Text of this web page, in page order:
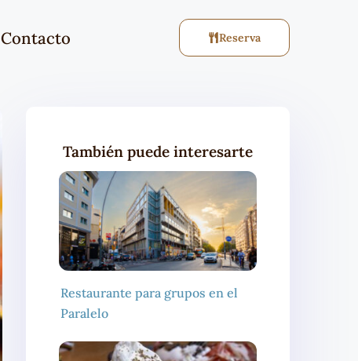
Contacto Reserva
También puede interesarte
Restaurante para grupos en el
Paralelo